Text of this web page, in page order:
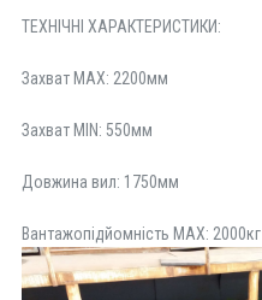
ТЕХНІЧНІ ХАРАКТЕРИСТИКИ:
Захват MAX: 2200мм
Захват MIN: 550мм
Довжина вил: 1750мм
Вантажопідйомність MAX: 2000кг